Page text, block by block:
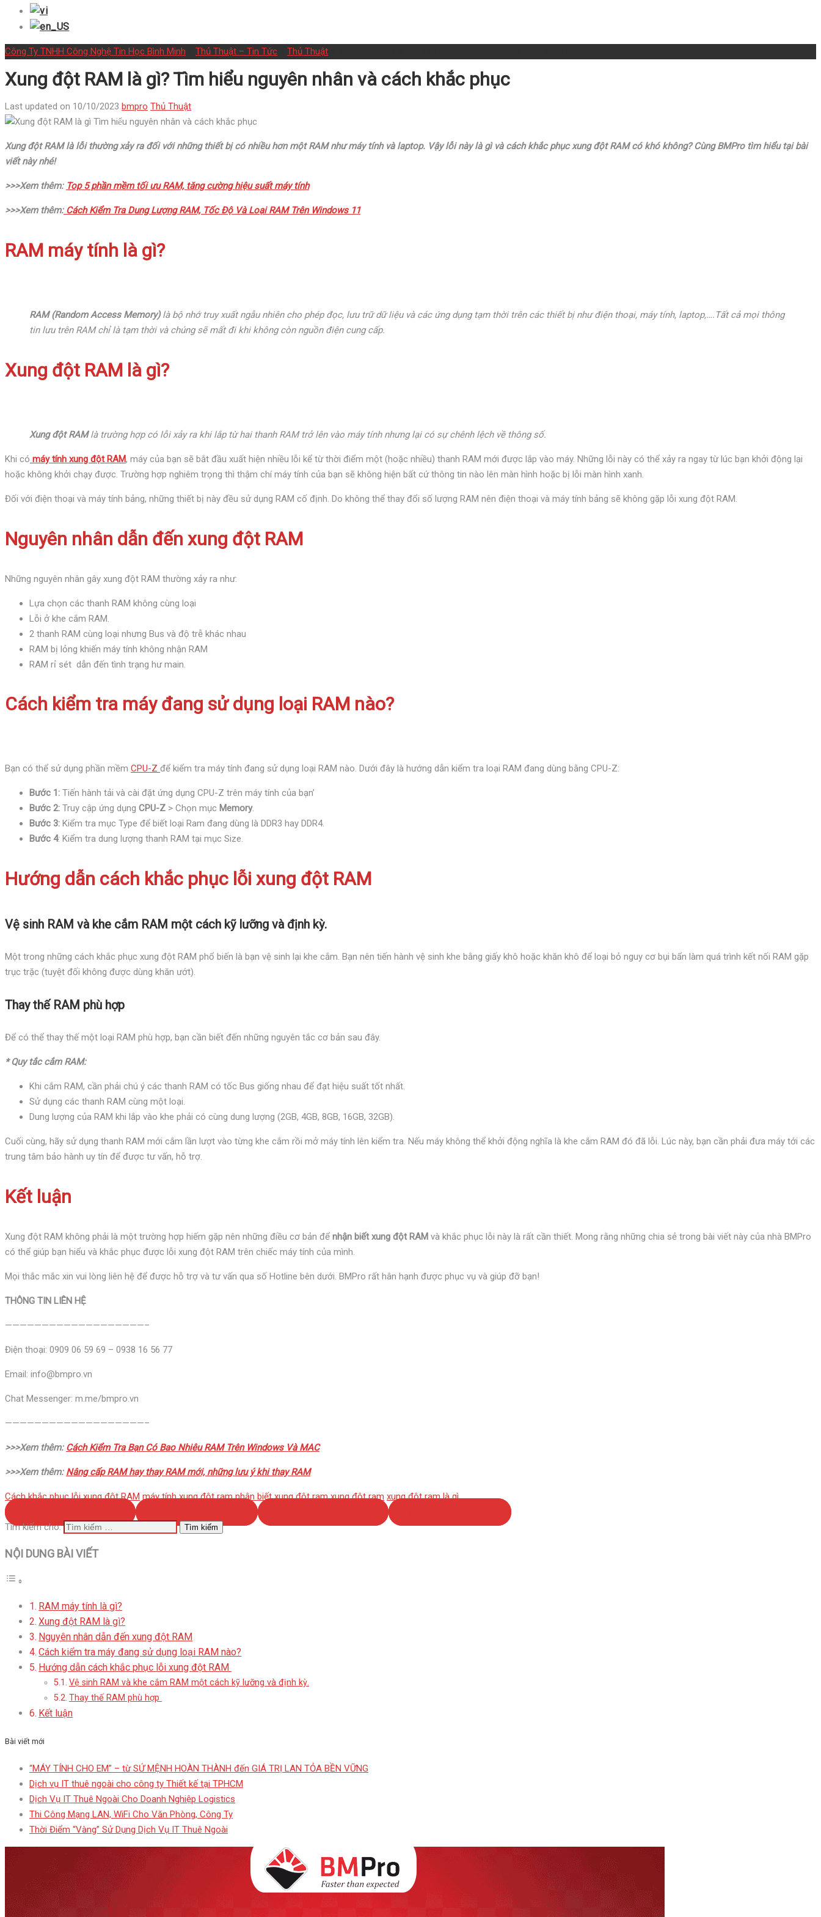
Công Ty TNHH Công Nghệ Tin Học Bình Minh Thủ Thuật – Tin Tức Thủ Thuật
Xung đột RAM là gì? Tìm hiểu nguyên nhân và cách khắc phục
Last updated on 10/10/2023 bmpro Thủ Thuật
Xung đột RAM là lỗi thường xảy ra đối với những thiết bị có nhiều hơn một RAM như máy tính và laptop. Vậy lỗi này là gì và cách khắc phục xung đột RAM có khó không? Cùng BMPro tìm hiểu tại bài
viết này nhé!
>>>Xem thêm: Top 5 phần mềm tối ưu RAM, tăng cường hiệu suất máy tính
>>>Xem thêm:Cách Kiểm Tra Dung Lượng RAM, Tốc Độ Và Loại RAM Trên Windows 11
RAM máy tính là gì?
RAM (Random Access Memory)là bộ nhớ truy xuất ngẫu nhiên cho phép đọc, lưu trữ dữ liệu và các ứng dụng tạm thời trên các thiết bị như điện thoại, máy tính, laptop,….Tất cả mọi thông
tin lưu trên RAM chỉ là tạm thời và chúng sẽ mất đi khi không còn nguồn điện cung cấp.
Xung đột RAM là gì?
Xung đột RAMlà trường hợp có lỗi xảy ra khi lắp từ hai thanh RAM trở lên vào máy tính nhưng lại có sự chênh lệch về thông số.
Khi có máy tính xung đột RAM, máy của bạn sẽ bắt đầu xuất hiện nhiều lỗi kể từ thời điểm một (hoặc nhiều) thanh RAM mới được lắp vào máy. Những lỗi này có thể xảy ra ngay từ lúc bạn khởi động lại
hoặc không khởi chạy được. Trường hợp nghiêm trọng thì thậm chí máy tính của bạn sẽ không hiện bất cứ thông tin nào lên màn hình hoặc bị lỗi màn hình xanh.
Đối với điện thoại và máy tính bảng, những thiết bị này đều sử dụng RAM cố định. Do không thể thay đổi số lượng RAM nên điện thoại và máy tính bảng sẽ không gặp lỗi xung đột RAM.
Nguyên nhân dẫn đến xung đột RAM
Những nguyên nhân gây xung đột RAM thường xảy ra như:
Lựa chọn các thanh RAM không cùng loại
Lỗi ở khe cắm RAM.
2 thanh RAM cùng loại nhưng Bus và độ trễ khác nhau
RAM bị lỏng khiến máy tính không nhận RAM
RAM rỉ sét dẫn đến tình trạng hư main.
Cách kiểm tra máy đang sử dụng loại RAM nào?
Bạn có thể sử dụng phần mềm CPU-Z để kiểm tra máy tính đang sử dụng loại RAM nào. Dưới đây là hướng dẫn kiểm tra loại RAM đang dùng bằng CPU-Z:
Bước 1: Tiến hành tải và cài đặt ứng dụng CPU-Z trên máy tính của bạn’
Bước 2: Truy cập ứng dụng CPU-Z > Chọn mục Memory.
Bước 3: Kiểm tra mục Type để biết loại Ram đang dùng là DDR3 hay DDR4.
Bước 4: Kiểm tra dung lượng thanh RAM tại mục Size.
Hướng dẫn cách khắc phục lỗi xung đột RAM
Vệ sinh RAM và khe cắm RAM một cách kỹ lưỡng và định kỳ.
Một trong những cách khắc phục xung đột RAM phổ biến là bạn vệ sinh lại khe cắm. Bạn nên tiến hành vệ sinh khe bằng giấy khô hoặc khăn khô để loại bỏ nguy cơ bụi bẩn làm quá trình kết nối RAM gặp
trục trặc (tuyệt đối không được dùng khăn ướt).
Thay thế RAM phù hợp
Để có thể thay thế một loại RAM phù hợp, bạn cần biết đến những nguyên tắc cơ bản sau đây.
* Quy tắc cắm RAM:
Khi cắm RAM, cần phải chú ý các thanh RAM có tốc Bus giống nhau để đạt hiệu suất tốt nhất.
Sử dụng các thanh RAM cùng một loại.
Dung lượng của RAM khi lắp vào khe phải có cùng dung lượng (2GB, 4GB, 8GB, 16GB, 32GB).
Cuối cùng, hãy sử dụng thanh RAM mới cắm lần lượt vào từng khe cắm rồi mở máy tính lên kiểm tra. Nếu máy không thể khởi động nghĩa là khe cắm RAM đó đã lỗi. Lúc này, bạn cần phải đưa máy tới các
trung tâm bảo hành uy tín để được tư vấn, hỗ trợ.
Kết luận
Xung đột RAM không phải là một trường hợp hiếm gặp nên những điều cơ bản để nhận biết xung đột RAM và khắc phục lỗi này là rất cần thiết. Mong rằng những chia sẻ trong bài viết này của nhà BMPro
có thể giúp bạn hiểu và khắc phục được lỗi xung đột RAM trên chiếc máy tính của mình.
Mọi thắc mắc xin vui lòng liên hệ để được hỗ trợ và tư vấn qua số Hotline bên dưới. BMPro rất hân hạnh được phục vụ và giúp đỡ bạn!
THÔNG TIN LIÊN HỆ
———————————————————–
Điện thoại: 0909 06 59 69 – 0938 16 56 77
Email: info@bmpro.vn
Chat Messenger: m.me/bmpro.vn
———————————————————–
>>>Xem thêm: Cách Kiểm Tra Bạn Có Bao Nhiêu RAM Trên Windows Và MAC
>>>Xem thêm: Nâng cấp RAM hay thay RAM mới, những lưu ý khi thay RAM
Cách khắc phục lỗi xung đột RAM máy tính xung đột ram nhận biết xung đột ram xung đột ram xung đột ram là gì
Tìm kiếm cho:
NỘI DUNG BÀI VIẾT
RAM máy tính là gì?
Xung đột RAM là gì?
Nguyên nhân dẫn đến xung đột RAM
Cách kiểm tra máy đang sử dụng loại RAM nào?
Hướng dẫn cách khắc phục lỗi xung đột RAM
Vệ sinh RAM và khe cắm RAM một cách kỹ lưỡng và định kỳ.
Thay thế RAM phù hợp
Kết luận
Bài viết mới
“MÁY TÍNH CHO EM” – từ SỨ MỆNH HOÀN THÀNH đến GIÁ TRỊ LAN TỎA BỀN VỮNG
Dịch vụ IT thuê ngoài cho công ty Thiết kế tại TPHCM
Dịch Vụ IT Thuê Ngoài Cho Doanh Nghiệp Logistics
Thi Công Mạng LAN, WiFi Cho Văn Phòng, Công Ty
Thời Điểm “Vàng” Sử Dụng Dịch Vụ IT Thuê Ngoài